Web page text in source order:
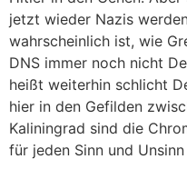
jetzt wieder Nazis
wahrscheinlich ist, wie
DNS immer noch nicht
heißt weiterhin schlicht
hier in den Gefilden
Kaliningrad sind die
für jeden Sinn und